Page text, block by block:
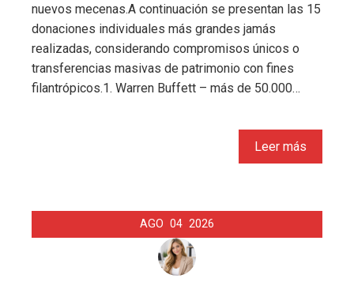
nuevos mecenas.A continuación se presentan las 15
donaciones individuales más grandes jamás
realizadas, considerando compromisos únicos o
transferencias masivas de patrimonio con fines
filantrópicos.1. Warren Buffett – más de 50.000…
Leer más
AGO 04 2026